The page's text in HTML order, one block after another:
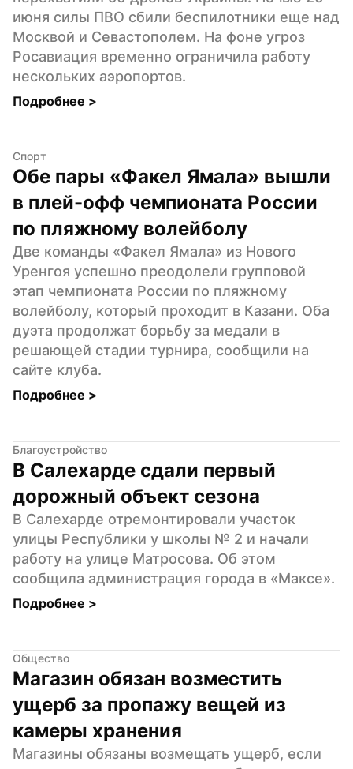
июня силы ПВО сбили беспилотники еще над
Москвой и Севастополем. На фоне угроз
Росавиация временно ограничила работу
нескольких аэропортов.
Подробнее >
Спорт
Обе пары «Факел Ямала» вышли
в плей-офф чемпионата России
по пляжному волейболу
Две команды «Факел Ямала» из Нового
Уренгоя успешно преодолели групповой
этап чемпионата России по пляжному
волейболу, который проходит в Казани. Оба
дуэта продолжат борьбу за медали в
решающей стадии турнира, сообщили на
сайте клуба.
Подробнее >
Благоустройство
В Салехарде сдали первый
дорожный объект сезона
В Салехарде отремонтировали участок
улицы Республики у школы № 2 и начали
работу на улице Матросова. Об этом
сообщила администрация города в «Максе».
Подробнее >
Общество
Магазин обязан возместить
ущерб за пропажу вещей из
камеры хранения
Магазины обязаны возмещать ущерб, если